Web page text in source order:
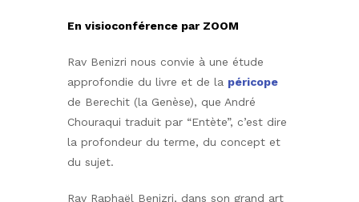
En visioconférence par ZOOM
Rav Benizri nous convie à une étude
approfondie du livre et de la péricope
de Berechit (la Genèse), que André
Chouraqui traduit par “Entète”, c’est dire
la profondeur du terme, du concept et
du sujet.
Rav Raphaël Benizri, dans son grand art